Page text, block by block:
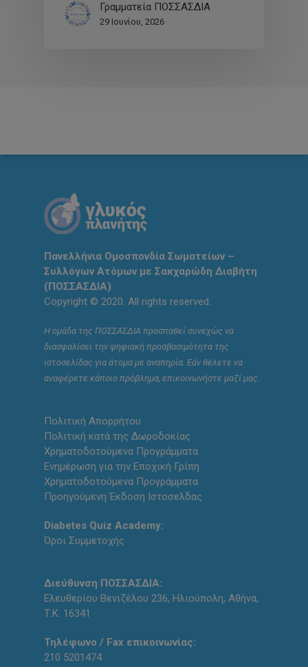
Γραμματεία ΠΟΣΣΑΣΔΙΑ
29 Ιουνίου, 2026
Πανελλήνια Ομοσπονδία Σωματείων –
Συλλόγων Ατόμων με Σακχαρώδη Διαβήτη
(ΠΟΣΣΑΣΔΙΑ)
Copyright © 2020. All rights reserved.
Η ομάδα της ΠΟΣΣΑΣΔΙΑ προσπαθεί συνεχώς να
διασφαλίσει την ψηφιακή προσβασιμότητα της
ιστοσελίδας για άτομα με αναπηρία. Εάν θέλετε να
αναφέρετε κάποιο πρόβλημα, επικοινωνήστε μαζί μας.
Πολιτική Απορρήτου
Πολιτική κατά της Δωροδοκίας
Χρηματοδοτούμενα Προγράμματα
Ενημέρωση για την Εποχική Γρίπη
Χρηματοδοτούμενα Προγράμματα
Προηγούμενη Έκδοση Ιστοσελδας
Diabetes Quiz Academy:
Όροι Συμμετοχής
Διεύθυνση ΠΟΣΣΑΣΔΙΑ:
Ελευθερίου Βενιζέλου 236, Ηλιούπολη, Αθήνα,
Τ.Κ. 16341
Τηλέφωνο / Fax επικοινωνίας:
210 5201474